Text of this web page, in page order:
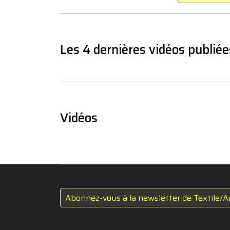
Les 4 dernières vidéos
Vidéos
Abonnez-vous à la newsletter de Textile/